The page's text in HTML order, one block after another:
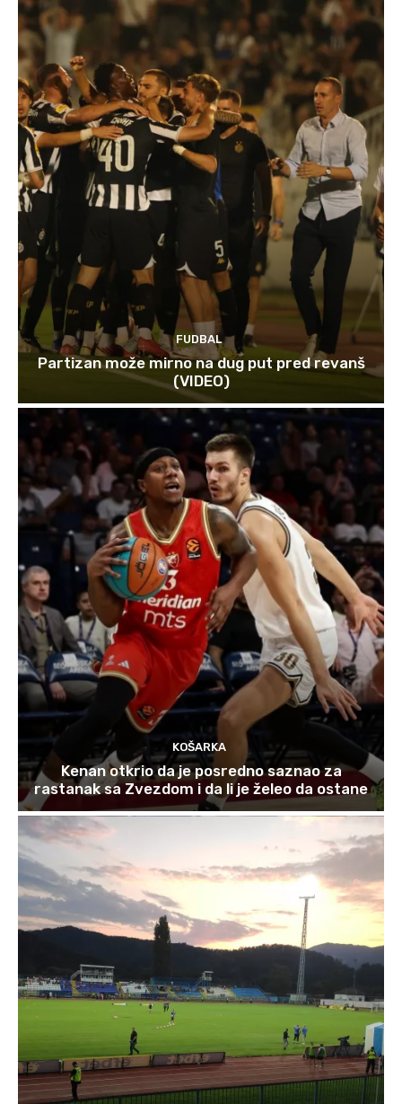
FUDBAL
Partizan može mirno na dug put pred revanš
(VIDEO)
KOŠARKA
Kenan otkrio da je posredno saznao za
rastanak sa Zvezdom i da li je želeo da ostane